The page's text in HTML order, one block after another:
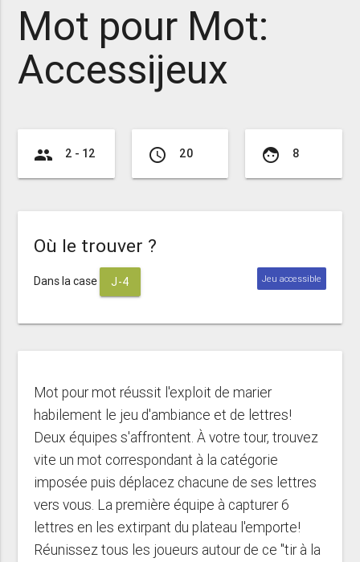
Mot pour Mot:
Accessijeux
group 2 - 12 access_time 20 face 8
Où le trouver ?
Dans la case J-4 Jeu accessible
Mot pour mot réussit l'exploit de marier
habilement le jeu d'ambiance et de lettres!
Deux équipes s'affrontent. À votre tour, trouvez
vite un mot correspondant à la catégorie
imposée puis déplacez chacune de ses lettres
vers vous. La première équipe à capturer 6
lettres en les extirpant du plateau l'emporte!
Réunissez tous les joueurs autour de ce "tir à la